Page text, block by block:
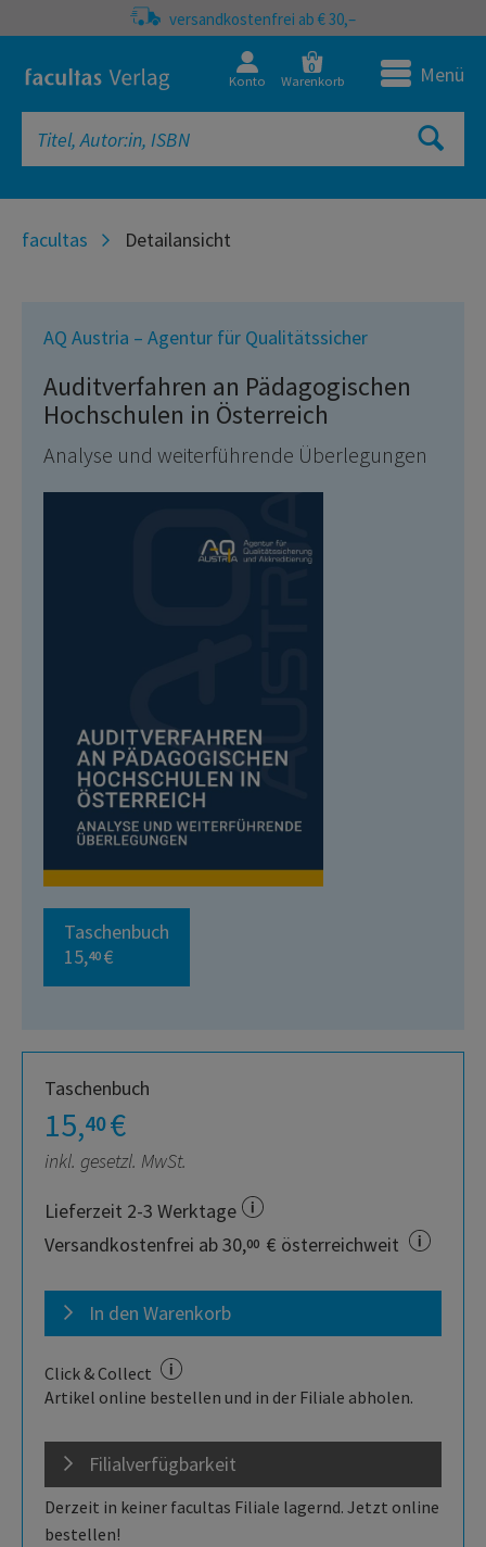
versandkostenfrei ab € 30,–
Konto
0
Warenkorb Menü
facultas Detailansicht
AQ Austria – Agentur für Qualitätssicher
Auditverfahren an Pädagogischen
Hochschulen in Österreich
Analyse und weiterführende Überlegungen
Taschenbuch
15,40 €
Taschenbuch
15,40€
inkl. gesetzl. MwSt.
Lieferzeit 2-3 Werktage
Versandkostenfrei ab 30,00 € österreichweit
In den Warenkorb
Click & Collect
Artikel online bestellen und in der Filiale abholen.
Filialverfügbarkeit
Derzeit in keiner facultas Filiale lagernd. Jetzt online
bestellen!